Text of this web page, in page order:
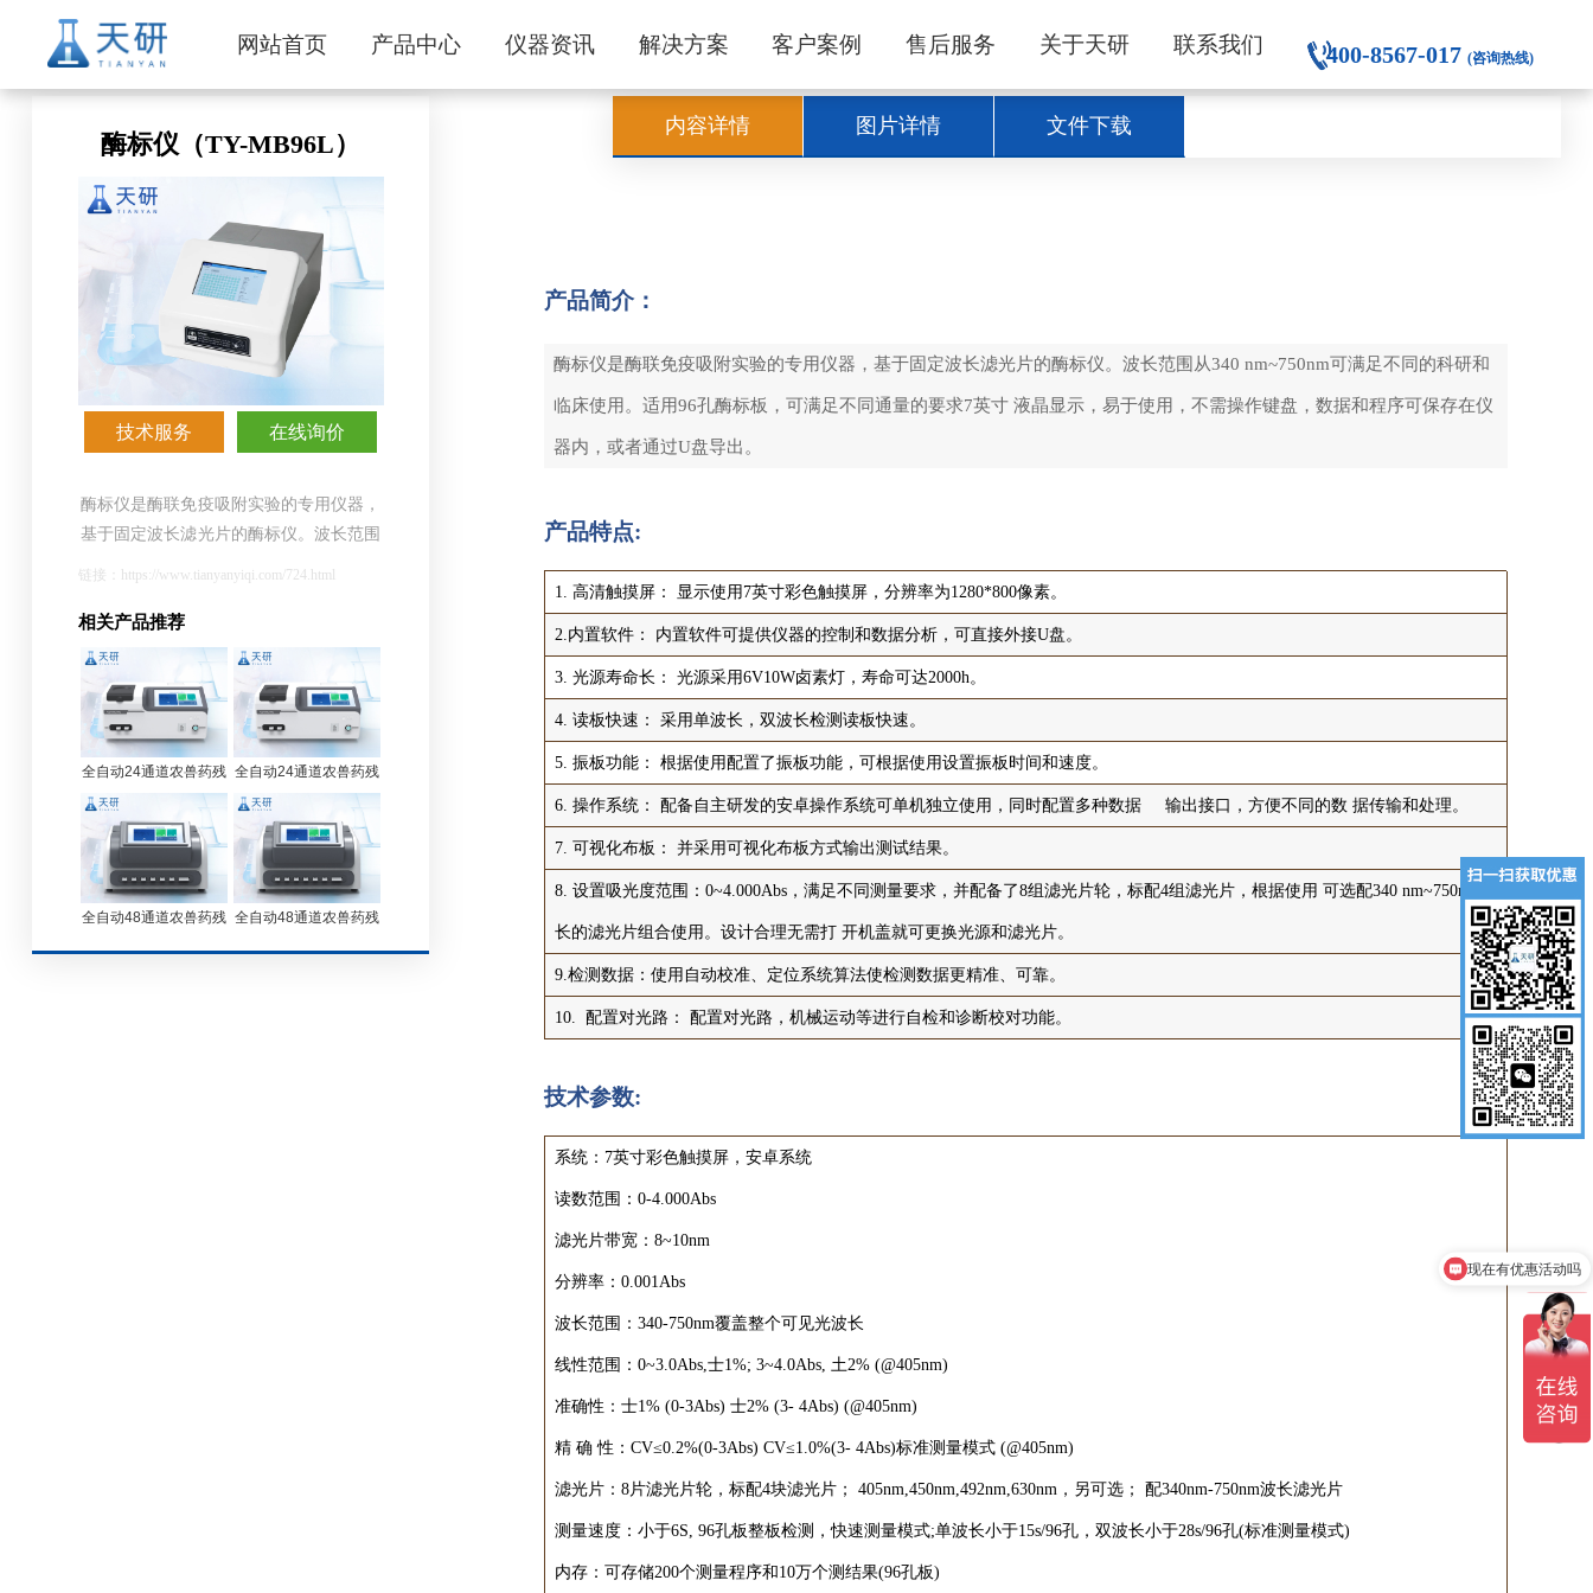
网站首页 产品中心 仪器资讯 解决方案 客户案例 售后服务 关于天研 联系我们 400-8567-017 (咨询热线)
酶标仪（TY-MB96L）
技术服务 在线询价
酶标仪是酶联免疫吸附实验的专用仪器，
基于固定波长滤光片的酶标仪。波长范围
量的要求7英寸 液晶显示，易于使用，不
需操作键盘，数据和程序可保存在仪器
内，或者通过U盘导出。
链接：https://www.tianyanyiqi.com/724.html
相关产品推荐
全自动24通道农兽药残
留检测仪 TY-QNS24
全自动24通道农兽药残
留检测仪 TY-QNS24
全自动48通道农兽药残 全自动48通道农兽药残
内容详情 图片详情 文件下载
产品简介：
酶标仪是酶联免疫吸附实验的专用仪器，基于固定波长滤光片的酶标仪。波长范围从340 nm~750nm可满足不同的科研和
临床使用。适用96孔酶标板，可满足不同通量的要求7英寸 液晶显示，易于使用，不需操作键盘，数据和程序可保存在仪
器内，或者通过U盘导出。
产品特点:
1. 高清触摸屏： 显示使用7英寸彩色触摸屏，分辨率为1280*800像素。
2.内置软件： 内置软件可提供仪器的控制和数据分析，可直接外接U盘。
3. 光源寿命长： 光源采用6V10W卤素灯，寿命可达2000h。
4. 读板快速： 采用单波长，双波长检测读板快速。
5. 振板功能： 根据使用配置了振板功能，可根据使用设置振板时间和速度。
6. 操作系统： 配备自主研发的安卓操作系统可单机独立使用，同时配置多种数据 输出接口，方便不同的数 据传输和处理。
7. 可视化布板： 并采用可视化布板方式输出测试结果。
8. 设置吸光度范围：0~4.000Abs，满足不同测量要求，并配备了8组滤光片轮，标配4组滤光片，根据使用 可选配340 nm~750nm波
长的滤光片组合使用。设计合理无需打 开机盖就可更换光源和滤光片。
9.检测数据：使用自动校准、定位系统算法使检测数据更精准、可靠。
10. 配置对光路： 配置对光路，机械运动等进行自检和诊断校对功能。
技术参数:
系统：7英寸彩色触摸屏，安卓系统
读数范围：0-4.000Abs
滤光片带宽：8~10nm
分辨率：0.001Abs
波长范围：340-750nm覆盖整个可见光波长
线性范围：0~3.0Abs,士1%; 3~4.0Abs, 土2% (@405nm)
准确性：士1% (0-3Abs) 士2% (3- 4Abs) (@405nm)
精 确 性：CV≤0.2%(0-3Abs) CV≤1.0%(3- 4Abs)标准测量模式 (@405nm)
滤光片：8片滤光片轮，标配4块滤光片； 405nm,450nm,492nm,630nm，另可选； 配340nm-750nm波长滤光片
测量速度：小于6S, 96孔板整板检测，快速测量模式;单波长小于15s/96孔，双波长小于28s/96孔(标准测量模式)
内存：可存储200个测量程序和10万个测结果(96孔板)
现在有优惠活动吗